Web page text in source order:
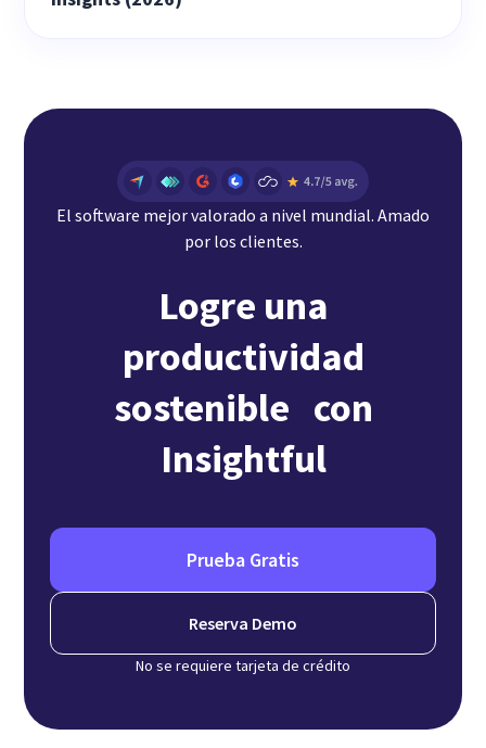
El software mejor valorado a nivel mundial. Amado
por los clientes.
Logre una
productividad
sostenible con
Insightful
Prueba Gratis
Reserva Demo
No se requiere tarjeta de crédito